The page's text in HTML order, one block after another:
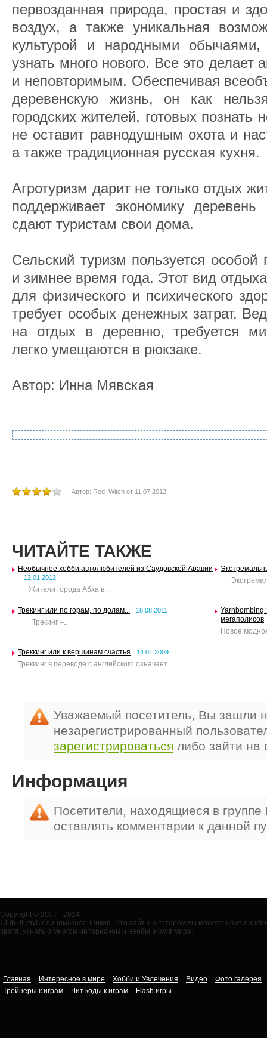
первозданная природа, простая и
воздух, а также уникальная
культурой и народными
узнать много нового. Все это делает
и неповторимым. Обеспечивая
деревенскую жизнь, он как
городских жителей, готовых познать
не оставит равнодушным охота и
а также традиционная русская кухня.
Агротуризм дарит не только отдых
поддерживает экономику
сдают туристам свои дома.
Сельский туризм пользуется особой
и зимнее время года. Этот вид
для физического и психического
требует особых денежных затрат.
на отдых в деревню, требуется
легко умещаются в рюкзаке.
Автор: Инна Мявская
Автор: Red_Witch от 11.07.2012
ЧИТАЙТЕ ТАКЖЕ
Необычное хобби автолюбителей из Саудовской Аравии
12.01.2012
Жители города Абха в..
Трекинг или по горам, по долам... 18.08.2011
Трекинг –..
мегаполисов
Новое
Треккинг или к вершинам счастья 14.01.2009
Треккинг в переводе с английского означает..
Уважаемый посетитель, Вы зашли
незарегистрированный
зарегистрироваться либо зайти на
Информация
Посетители, находящиеся в группе
оставлять комментарии к данной
Copyright © 2007 - 2024
Club 3t клуб единомышленников - это сайт, на котором вы можете найти
света, узнать о многом интересном и необычном в мире.
Главная Интересное в мире Хобби и Увлечения Видео
Фото галерея
Трейнеры к играм
Чит коды к играм Flash игры